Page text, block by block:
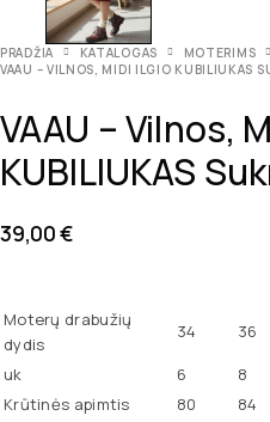
PRADŽIA KATALOGAS MOTERIMS
VAAU – VILNOS, MIDI ILGIO KUBILIUKAS
VAAU – Vilnos,
KUBILIUKAS
39,00€
Moterų drabužių
dydis
34 36
uk
6 8
Krūtinės apimtis
80 84